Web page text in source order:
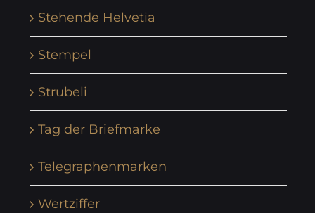
Stehende Helvetia
Stempel
Strubeli
Tag der Briefmarke
Telegraphenmarken
Wertziffer